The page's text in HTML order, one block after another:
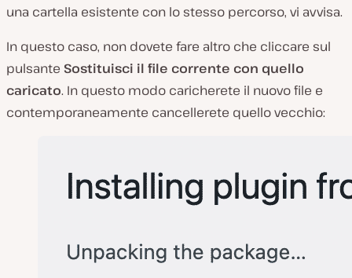
una cartella esistente con lo stesso percorso, vi avvisa.
In questo caso, non dovete fare altro che cliccare sul
pulsante Sostituisci il file corrente con quello
caricato. In questo modo caricherete il nuovo file e
contemporaneamente cancellerete quello vecchio: